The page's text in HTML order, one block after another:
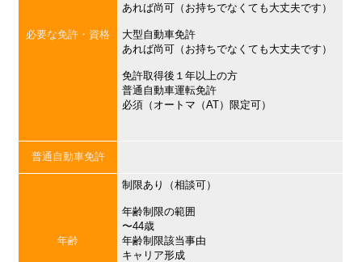
必要な免許・資格
あれば尚可（お持ちでなくても大丈夫です）
大型自動車免許
あれば尚可（お持ちでなくても大丈夫です）
免許取得後１年以上の方
普通自動車運転免許
必須（オートマ（AT）限定可）
普通自動車免許
年齢
制限あり（相談可）
年齢制限の範囲
〜44歳
年齢制限該当事由
キャリア形成